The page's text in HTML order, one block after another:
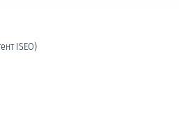
ISEO)